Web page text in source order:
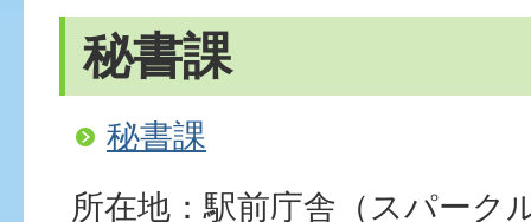
秘書課
秘書課
所在地：駅前庁舎（スパーク